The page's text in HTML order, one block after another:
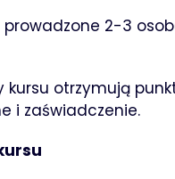
2-3
kursu otrzymują
i zaświadczenie.